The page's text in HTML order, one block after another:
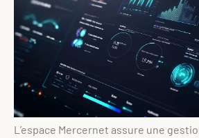
L’espace Mercernet assure une